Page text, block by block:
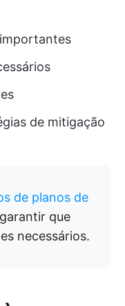
de mitigação
de planos de
que
necessários.